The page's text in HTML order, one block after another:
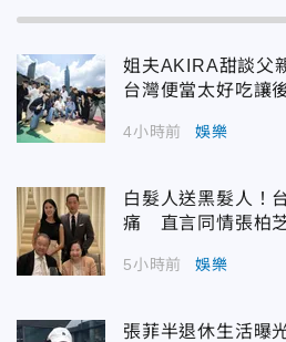
姐夫AKIRA甜談父
台灣便當太好吃讓
4小時前 娛樂
白髮人送黑髮人！
痛 直言同情張柏
5小時前 娛樂
張菲半退休生活曝